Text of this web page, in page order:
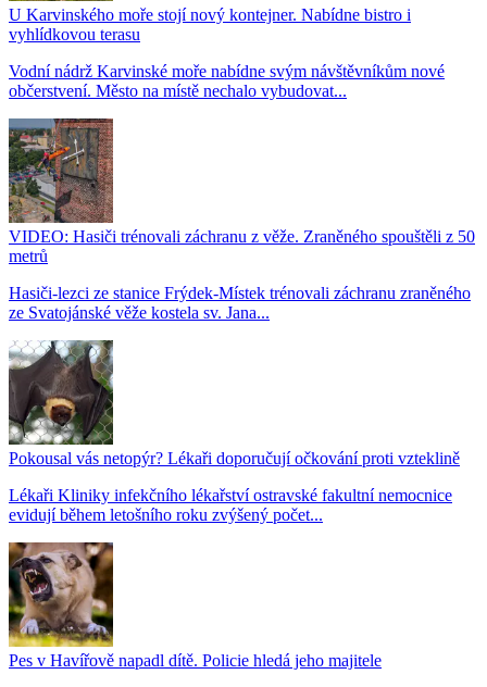
U Karvinského moře stojí nový kontejner. Nabídne bistro i
vyhlídkovou terasu
Vodní nádrž Karvinské moře nabídne svým návštěvníkům nové
občerstvení. Město na místě nechalo vybudovat...
VIDEO: Hasiči trénovali záchranu z věže. Zraněného spouštěli z 50
metrů
Hasiči-lezci ze stanice Frýdek-Místek trénovali záchranu zraněného
ze Svatojánské věže kostela sv. Jana...
Pokousal vás netopýr? Lékaři doporučují očkování proti vzteklině
Lékaři Kliniky infekčního lékařství ostravské fakultní nemocnice
evidují během letošního roku zvýšený počet...
Pes v Havířově napadl dítě. Policie hledá jeho majitele